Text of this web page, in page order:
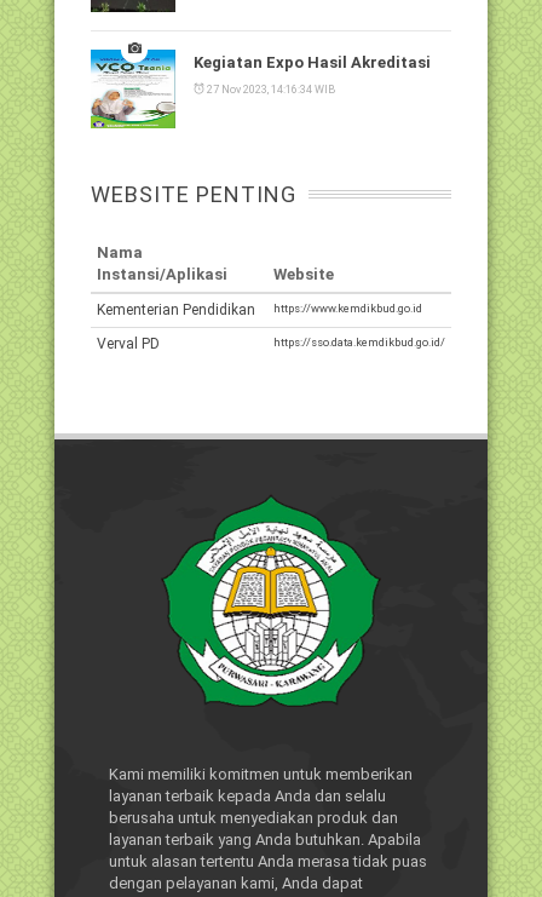
Kegiatan Expo Hasil Akreditasi
27 Nov 2023, 14:16:34 WIB
WEBSITE PENTING
Nama
Instansi/Aplikasi
Website
Kementerian Pendidikan https://www.kemdikbud.go.id
Verval PD https://sso.data.kemdikbud.go.id/
Kami memiliki komitmen untuk memberikan
layanan terbaik kepada Anda dan selalu
berusaha untuk menyediakan produk dan
layanan terbaik yang Anda butuhkan. Apabila
untuk alasan tertentu Anda merasa tidak puas
dengan pelayanan kami, Anda dapat